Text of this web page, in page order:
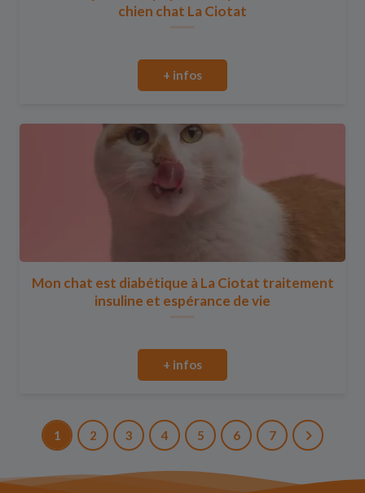
chien chat La Ciotat
+ infos
Mon chat est diabétique à La Ciotat traitement
insuline et espérance de vie
+ infos
1 2 3 4 5 6 7